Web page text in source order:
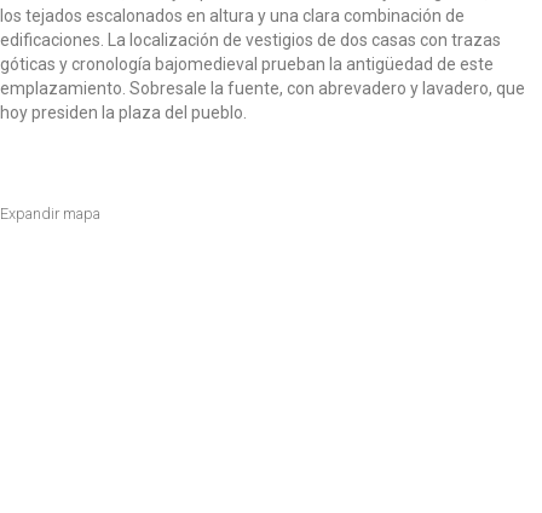
los tejados escalonados en altura y una clara combinación de
edificaciones. La localización de vestigios de dos casas con trazas
góticas y cronología bajomedieval prueban la antigüedad de este
emplazamiento. Sobresale la fuente, con abrevadero y lavadero, que
hoy presiden la plaza del pueblo.
Expandir mapa